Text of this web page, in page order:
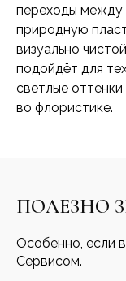
переходы между
природную
визуально
подойдёт для
светлые
во флористике.
ПОЛЕЗНО
Особенно, если
Сервисом.